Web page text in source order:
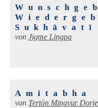
Sukhāvatī
von Jigme Lingpa
Amitabha
von Tertön Mingyur Dorje